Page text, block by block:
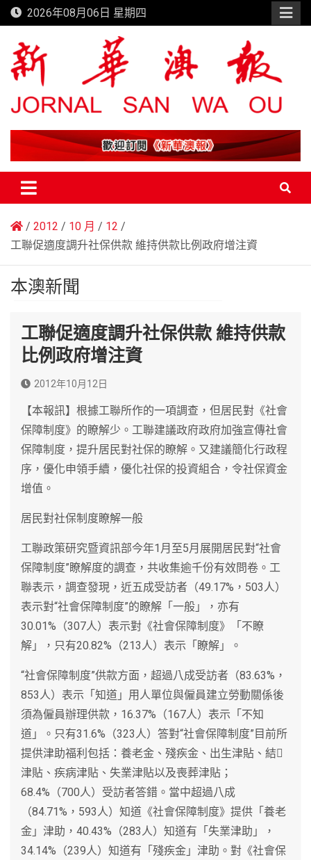
Skip
to
content
2026年08月06日 星期四
新華澳報
2012 10 月
12
工聯促適度調升社保供款 維持供款比例政府增注資
本澳新聞
工聯促適度調升社保供款 維持供款
比例政府增注資
2012年10月12日
【本報訊】根據工聯所作的一項調查，但居民對《社會
保障制度》的瞭解少。工聯建議政府政府加強宣傳社會
保障制度，提升居民對社保的瞭解。又建議簡化行政程
序，優化申領手續，優化社保的投資組合，令社保資金
增值。
居民對社保制度瞭解一般
工聯政策研究暨資訊部今年1月至5月展開居民對“社會
保障制度”瞭解度的調查，共收集逾千份有效問卷。工
聯表示，調查發現，近五成受訪者（49.17%，503人）
表示對“社會保障制度”的瞭解「一般」，亦有
30.01%（307人）表示對《社會保障制度》「不瞭
解」，只有20.82%（213人）表示「瞭解」。
“社會保障制度”供款方面，超過八成受訪者（83.63%，
853人）表示「知道」用人單位與僱員建立勞動關係後
須為僱員辦理供款，16.37%（167人）表示「不知
道」。只有31.6%（323人）答對“社會保障制度”目前所
提供津助福利包括：養老金、殘疾金、出生津貼、結
津貼、疾病津貼、失業津貼以及喪葬津貼；
68.4%（700人）受訪者答錯。當中超過八成
（84.71%，593人）知道《社會保障制度》提供「養老
金」津助，40.43%（283人）知道有「失業津助」，
34.14%（239人）知道有「殘疾金」津助。對《社會保